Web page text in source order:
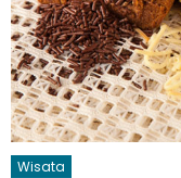
Wisata